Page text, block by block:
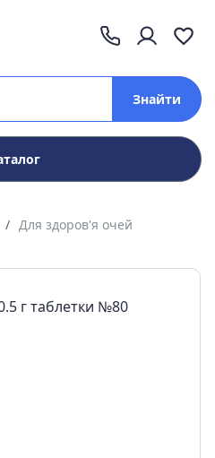
Знайти
Для здоров'я очей